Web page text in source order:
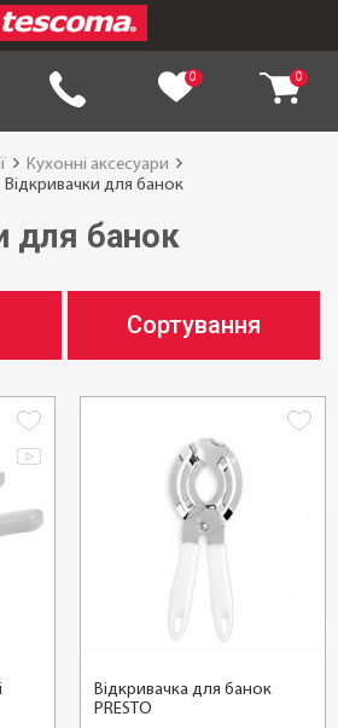
0 0
Кухонні аксесуари
Відкривачки для банок
для банок
Сортування
Відкривачка для банок
PRESTO